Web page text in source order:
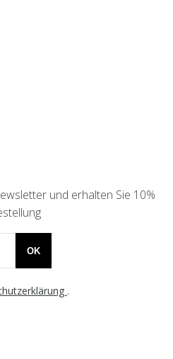
und erhalten Sie 10%
OK
.